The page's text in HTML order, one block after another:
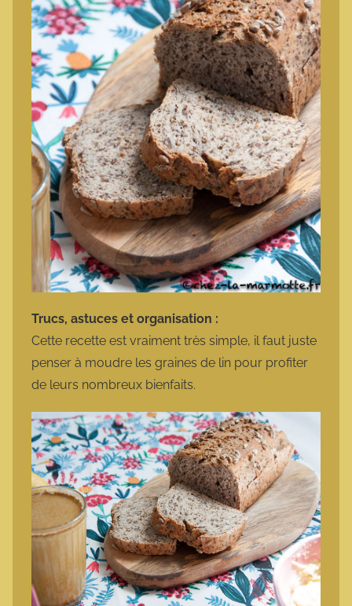
Trucs, astuces et organisation :
Cette recette est vraiment très simple, il faut juste
penser à moudre les graines de lin pour profiter
de leurs nombreux bienfaits.